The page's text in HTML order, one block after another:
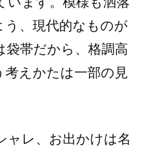
う、現代的なものが
袋帯だから、格調高
考えかたは一部の見
ャレ、お出かけは名